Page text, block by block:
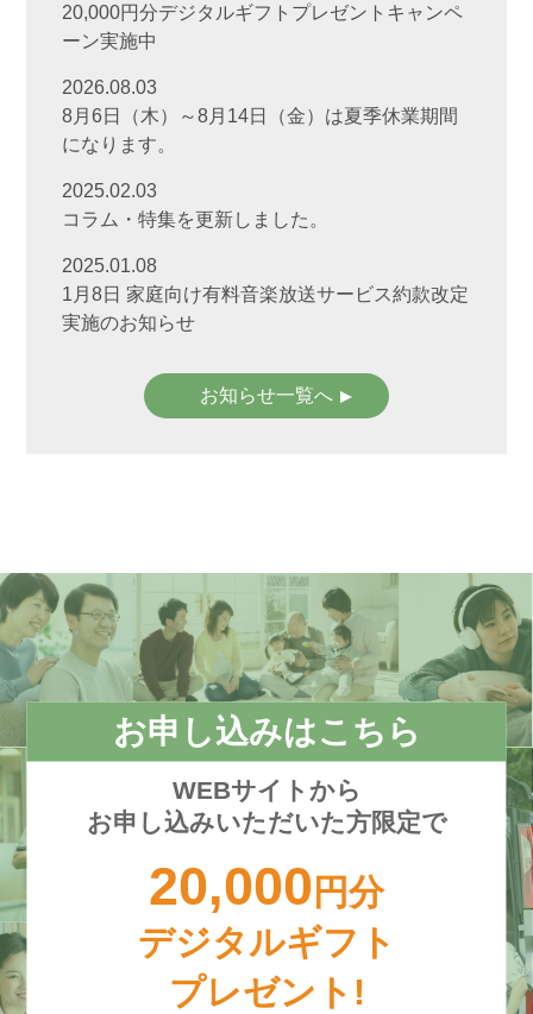
20,000円分デジタルギフトプレゼントキャンペ
ーン実施中
2026.08.03
8月6日（木）～8月14日（金）は夏季休業期間
になります。
2025.02.03
コラム・特集を更新しました。
2025.01.08
1月8日 家庭向け有料音楽放送サービス約款改定
実施のお知らせ
お知らせ一覧へ
お申し込みはこちら
WEBサイトから
お申し込みいただいた方限定で
20,000 円分
デジタルギフト
プレゼント!